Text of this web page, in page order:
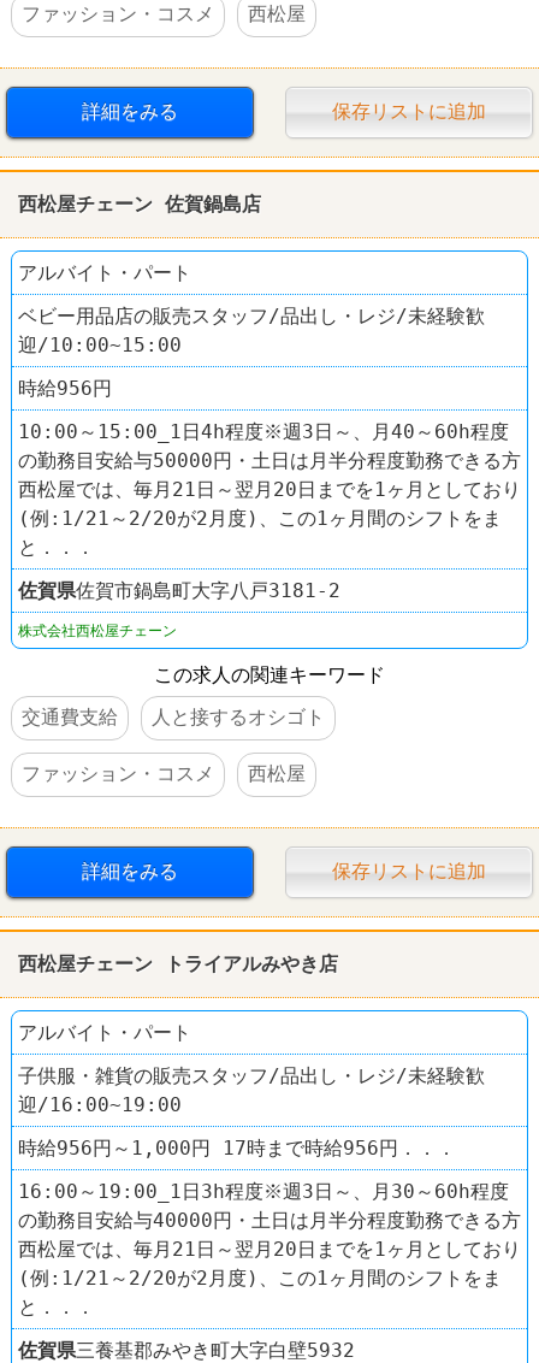
ファッション・コスメ 西松屋
詳細をみる 保存リストに追加
西松屋チェーン 佐賀鍋島店
アルバイト・パート
ベビー用品店の販売スタッフ/品出し・レジ/未経験歓
迎/10:00~15:00
時給956円
10:00～15:00_1日4h程度※週3日～、月40～60h程度
の勤務目安給与50000円・土日は月半分程度勤務できる方
西松屋では、毎月21日～翌月20日までを1ヶ月としており
(例:1/21～2/20が2月度)、この1ヶ月間のシフトをま
と．．．
佐賀県佐賀市鍋島町大字八戸3181-2
株式会社西松屋チェーン
この求人の関連キーワード
交通費支給
人と接するオシゴト
ファッション・コスメ 西松屋
詳細をみる 保存リストに追加
西松屋チェーン トライアルみやき店
アルバイト・パート
子供服・雑貨の販売スタッフ/品出し・レジ/未経験歓
迎/16:00~19:00
時給956円～1,000円 17時まで時給956円．．．
16:00～19:00_1日3h程度※週3日～、月30～60h程度
の勤務目安給与40000円・土日は月半分程度勤務できる方
西松屋では、毎月21日～翌月20日までを1ヶ月としており
(例:1/21～2/20が2月度)、この1ヶ月間のシフトをま
と．．．
佐賀県三養基郡みやき町大字白壁5932